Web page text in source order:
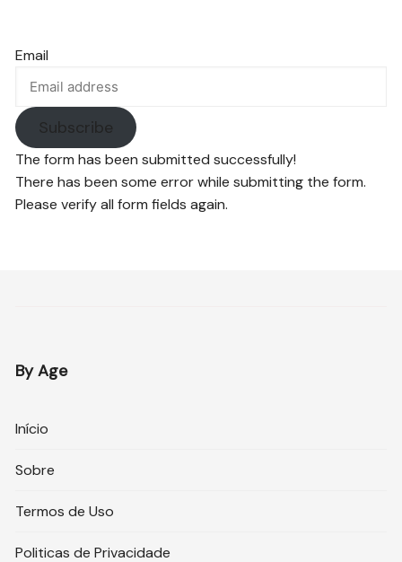
Email
Subscribe
The form has been submitted successfully!
There has been some error while submitting the form.
Please verify all form fields again.
By Age
Início
Sobre
Termos de Uso
Politicas de Privacidade